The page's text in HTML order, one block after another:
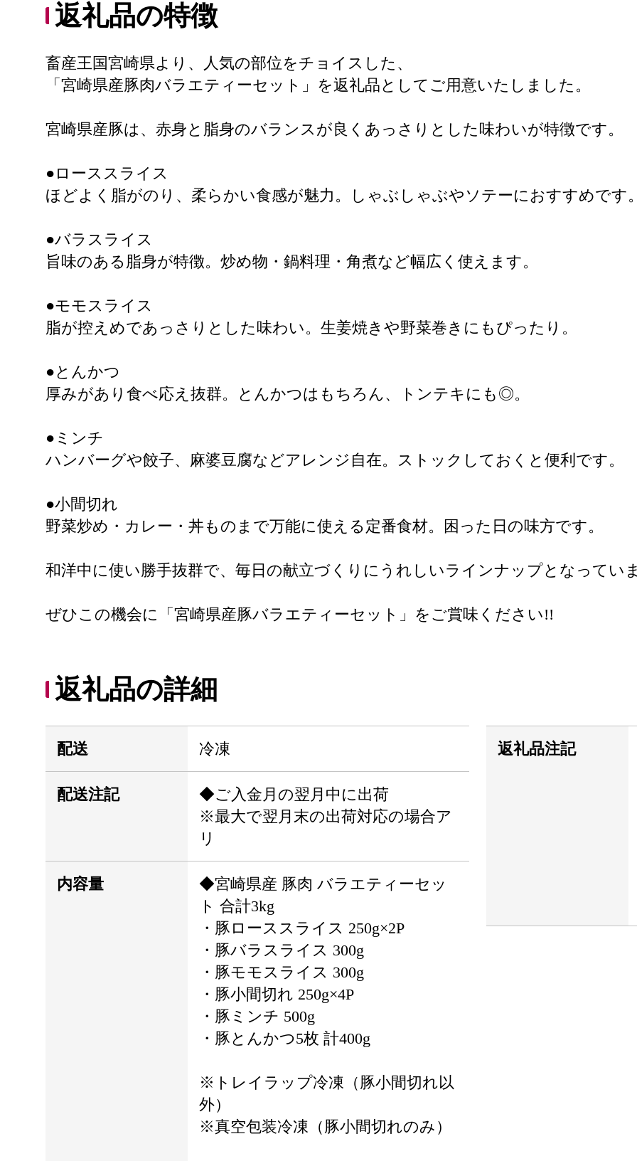
返礼品の特徴
畜産王国宮崎県より、人気の部位をチョイスした、
「宮崎県産豚肉バラエティーセット」を返礼品としてご用意いたしました。
宮崎県産豚は、赤身と脂身のバランスが良くあっさりとした味わいが特徴です。
●ローススライス
ほどよく脂がのり、柔らかい食感が魅力。しゃぶしゃぶやソテーにおすすめです
●バラスライス
旨味のある脂身が特徴。炒め物・鍋料理・角煮など幅広く使えます。
●モモスライス
脂が控えめであっさりとした味わい。生姜焼きや野菜巻きにもぴったり。
●とんかつ
厚みがあり食べ応え抜群。とんかつはもちろん、トンテキにも◎。
●ミンチ
ハンバーグや餃子、麻婆豆腐などアレンジ自在。ストックしておくと便利です。
●小間切れ
野菜炒め・カレー・丼ものまで万能に使える定番食材。困った日の味方です。
和洋中に使い勝手抜群で、毎日の献立づくりにうれしいラインナップとなってい
ぜひこの機会に「宮崎県産豚バラエティーセット」をご賞味ください!!
返礼品の詳細
配送 冷凍
配送注記
◆ご入金月の翌月中に出荷
※最大で翌月末の出荷対応の場合ア
リ
内容量
◆宮崎県産 豚肉 バラエティーセッ
ト 合計3kg
・豚ローススライス 250g×2P
・豚バラスライス 300g
・豚モモスライス 300g
・豚小間切れ 250g×4P
・豚ミンチ 500g
・豚とんかつ5枚 計400g
※トレイラップ冷凍（豚小間切れ以
外）
※真空包装冷凍（豚小間切れのみ）
返礼品注記